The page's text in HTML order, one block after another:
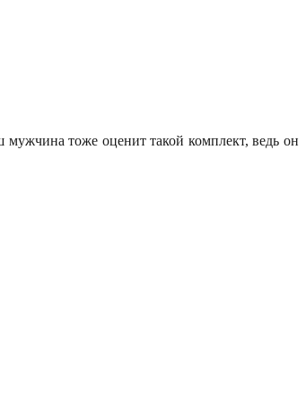
мужчина тоже оценит такой комплект, ведь он